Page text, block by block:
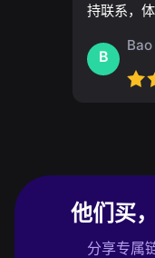
持联系，
B
Bao
他们买
分享专属